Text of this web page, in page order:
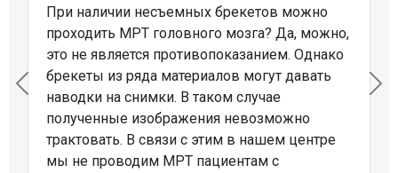
При наличии несъемных брекетов можно
проходить МРТ головного мозга? Да, можно,
это не является противопоказанием. Однако
брекеты из ряда материалов могут давать
наводки на снимки. В таком случае
полученные изображения невозможно
трактовать. В связи с этим в нашем центре
мы не проводим МРТ пациентам с